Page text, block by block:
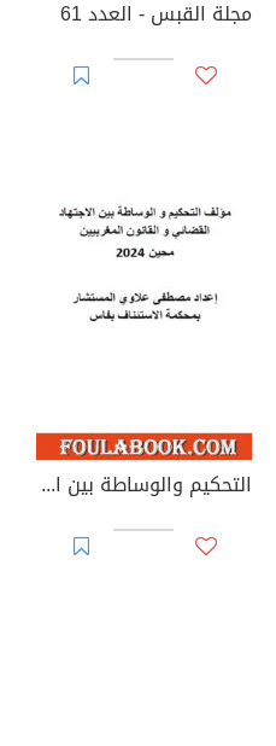
مجلة القبس - العدد 61
التحكيم والوساطة بين الاجتهاد القضائي و القانون المغربيين - محين 2024